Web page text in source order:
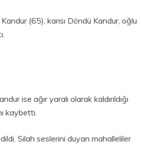
(65), karısı Döndü Kandur, oğlu
ise ağır yaralı olarak kaldırıldığı
kaybetti.
Silah seslerini duyan mahalleliler